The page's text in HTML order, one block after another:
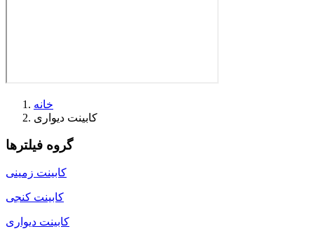
خانه
کابینت دیواری
گروه فیلترها
کابینت زمینی
کابینت کنجی
کابینت دیواری